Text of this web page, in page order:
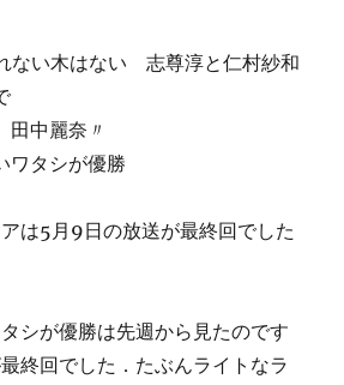
ない木はない 志尊淳と仁村紗和
中麗奈〃
ワタシが優勝
は5月9日の放送が最終回でした
シが優勝は先週から見たのです
終回でした．たぶんライトなラ